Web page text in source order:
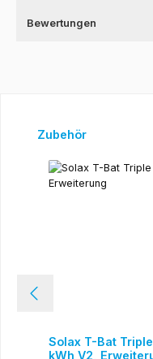
Bewertungen
Produktgalerie
Zubehör
Solax T-Bat
kWh V2,